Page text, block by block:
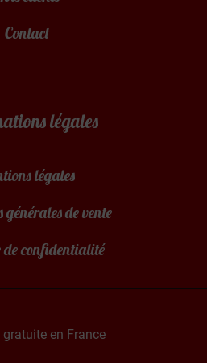
Contact
légales
légales
de vente
confidentialité
en France